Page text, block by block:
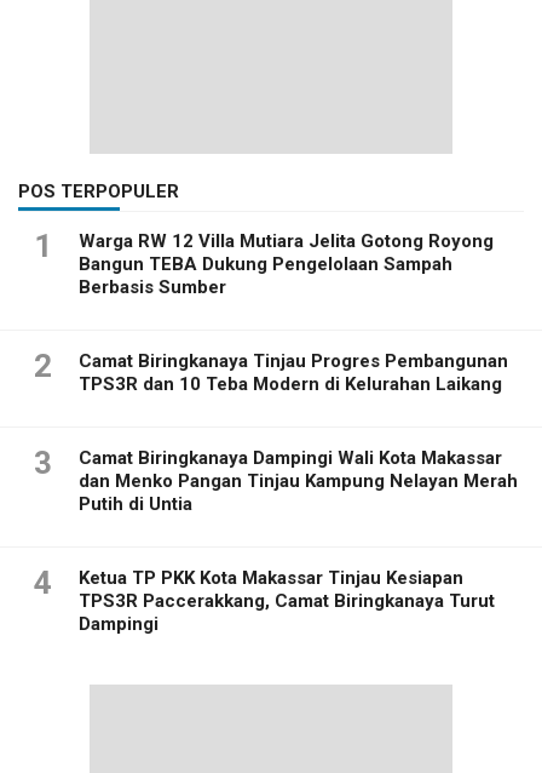
POS TERPOPULER
1
Warga RW 12 Villa Mutiara Jelita Gotong Royong
Bangun TEBA Dukung Pengelolaan Sampah
Berbasis Sumber
2
Camat Biringkanaya Tinjau Progres Pembangunan
TPS3R dan 10 Teba Modern di Kelurahan Laikang
3
Camat Biringkanaya Dampingi Wali Kota Makassar
dan Menko Pangan Tinjau Kampung Nelayan Merah
Putih di Untia
4
Ketua TP PKK Kota Makassar Tinjau Kesiapan
TPS3R Paccerakkang, Camat Biringkanaya Turut
Dampingi